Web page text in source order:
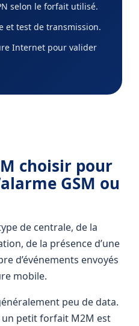
selon le forfait utilisé.
et test de transmission.
Internet pour valider
choisir pour
GSM ou
de centrale, de la
de la présence d’une
d’événements envoyés
mobile.
peu de data.
un petit forfait M2M est